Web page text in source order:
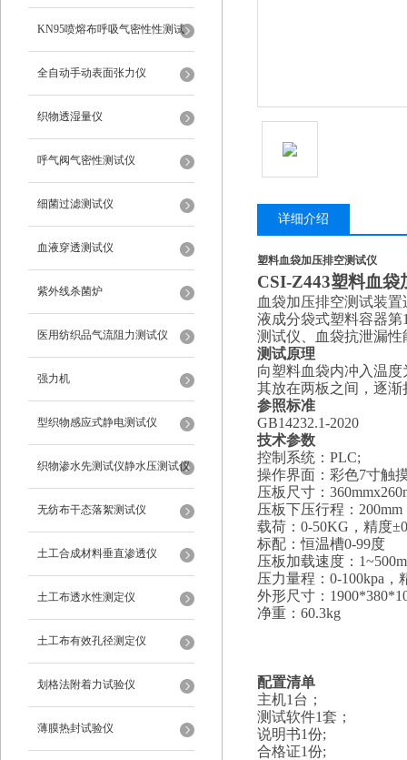
KN95喷熔布呼吸气密性性测试
仪
全自动手动表面张力仪
织物透湿量仪
呼气阀气密性测试仪
细菌过滤测试仪
血液穿透测试仪
紫外线杀菌炉
医用纺织品气流阻力测试仪
强力机
型织物感应式静电测试仪
织物渗水先测试仪静水压测试仪
无纺布干态落絮测试仪
土工合成材料垂直渗透仪
土工布透水性测定仪
土工布有效孔径测定仪
划格法附着力试验仪
薄膜热封试验仪
详细介绍
塑料血袋加压排空测试仪
CSI-Z443塑料血袋
血袋加压排空测试装
液成分袋式塑料容器
测试仪、血袋抗泄漏
测试原理
向塑料血袋内冲入温度
其放在两板之间，逐渐
参照标准
GB14232.1-2020
技术参数
控制系统： PLC;
操作界面：彩色7寸触
压板尺寸 ： 360mmx26
压板下压行程 ： 200mm
载荷： 0-50KG，精度
标配：恒温槽0-99度
压板加载速度 ： 1~5
压力量程 ： 0-100kpa ，
外形尺寸：
净重 ： 60.3kg
配置清单
主机1台；
测试软件1套；
说明书1份;
合格证1份;